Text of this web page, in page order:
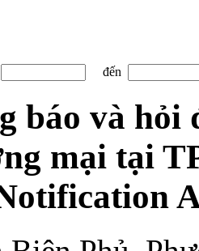
đến
báo và hỏi
mại tại